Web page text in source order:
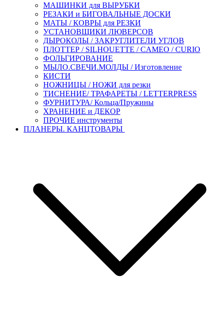
МАШИНКИ для ВЫРУБКИ
РЕЗАКИ и БИГОВАЛЬНЫЕ ДОСКИ
МАТЫ / КОВРЫ для РЕЗКИ
УСТАНОВЩИКИ ЛЮВЕРСОВ
ДЫРОКОЛЫ / ЗАКРУГЛИТЕЛИ УГЛОВ
ПЛОТТЕР / SILHOUETTE / CAMEO / CURIO
ФОЛЬГИРОВАНИЕ
МЫЛО.СВЕЧИ.МОЛДЫ / Изготовление
КИСТИ
НОЖНИЦЫ / НОЖИ для резки
ТИСНЕНИЕ/ ТРАФАРЕТЫ / LETTERPRESS
ФУРНИТУРА/ Кольца/Пружины
ХРАНЕНИЕ и ДЕКОР
ПРОЧИЕ инструменты
ПЛАНЕРЫ. КАНЦТОВАРЫ